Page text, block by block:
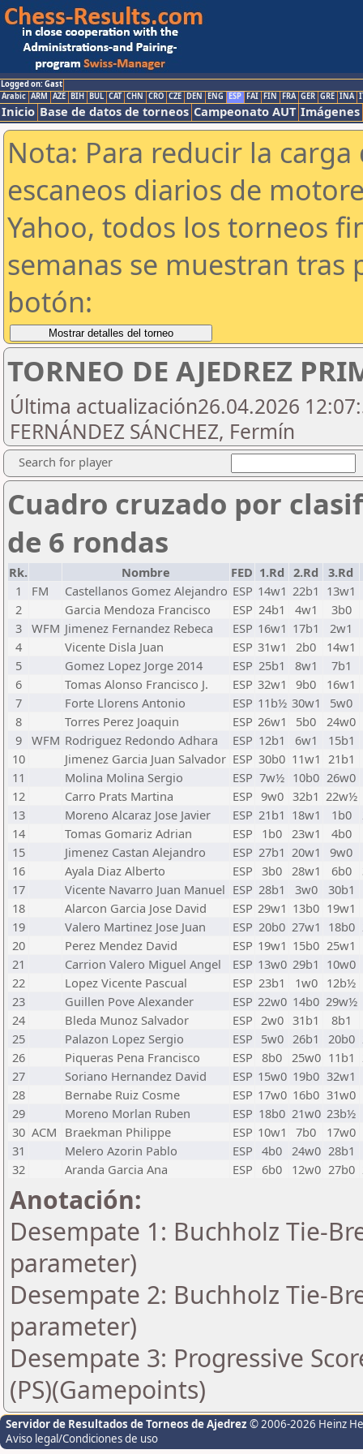
Logged on: Gast
Arabic ARM AZE BIH BUL CAT CHN CRO CZE DEN ENG ESP FAI FIN FRA GER GRE INA
Inicio Base de datos de torneos Campeonato AUT Imágenes
Nota: Para reducir la
escaneos diarios de
Yahoo, todos los torneos
semanas se muestran tras
botón:
TORNEO DE AJEDREZ
Última actualización26.04.2026
FERNÁNDEZ SÁNCHEZ, Fermín
Search for player
Cuadro cruzado por
de 6 rondas
Rk. Nombre FED 1.Rd 2.Rd
3.Rd
1
FM Castellanos Gomez Alejandro ESP 14w1 22b1 13w1
2
Garcia Mendoza Francisco ESP 24b1 4w1
3b0
3 WFM Jimenez Fernandez Rebeca ESP 16w1 17b1
2w1
4
Vicente Disla Juan ESP 31w1 2b0
14w1
5
Gomez Lopez Jorge 2014 ESP 25b1 8w1
7b1
6
Tomas Alonso Francisco J. ESP 32w1 9b0
16w1
7
Forte Llorens Antonio ESP 11b½ 30w1
5w0
8
Torres Perez Joaquin ESP 26w1 5b0
24w0
9 WFM Rodriguez Redondo Adhara ESP 12b1 6w1
15b1
10
Jimenez Garcia Juan Salvador ESP 30b0 11w1 21b1
11
Molina Molina Sergio ESP 7w½ 10b0 26w0
12
Carro Prats Martina ESP 9w0 32b1 22w½
13
Moreno Alcaraz Jose Javier ESP 21b1 18w1 1b0
14
Tomas Gomariz Adrian ESP 1b0 23w1 4b0
15
Jimenez Castan Alejandro ESP 27b1 20w1
9w0
16
Ayala Diaz Alberto ESP 3b0 28w1 6b0
17
Vicente Navarro Juan Manuel ESP 28b1 3w0 30b1
18
Alarcon Garcia Jose David ESP 29w1 13b0 19w1
19
Valero Martinez Jose Juan ESP 20b0 27w1 18b0
20
Perez Mendez David ESP 19w1 15b0 25w1
21
Carrion Valero Miguel Angel ESP 13w0 29b1 10w0
22
Lopez Vicente Pascual ESP 23b1 1w0 12b½
23
Guillen Pove Alexander ESP 22w0 14b0 29w½
24
Bleda Munoz Salvador ESP 2w0 31b1
8b1
25
Palazon Lopez Sergio ESP 5w0 26b1 20b0
26
Piqueras Pena Francisco ESP 8b0 25w0 11b1
27
Soriano Hernandez David ESP 15w0 19b0 32w1
28
Bernabe Ruiz Cosme ESP 17w0 16b0 31w0
29
Moreno Morlan Ruben ESP 18b0 21w0 23b½
30 ACM Braekman Philippe ESP 10w1 7b0
17w0
31
Melero Azorin Pablo ESP 4b0 24w0 28b1
32
Aranda Garcia Ana ESP 6b0 12w0 27b0
Anotación:
Desempate 1: Buchholz Tie-
parameter)
Desempate 2: Buchholz Tie-
parameter)
Desempate 3: Progressive
(PS)(Gamepoints)
Servidor de Resultados de Torneos de Ajedrez © 2006-2026 Heinz
Aviso legal/Condiciones de uso